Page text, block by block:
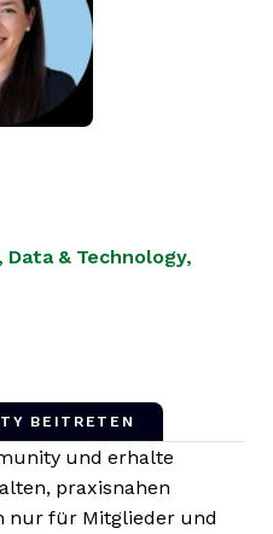
window
Data & Technology,
BEITRETEN
und erhalte
praxisnahen
nur für Mitglieder und